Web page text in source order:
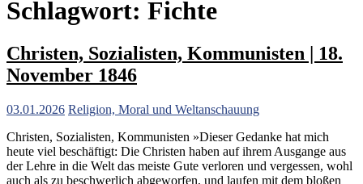
Schlagwort: Fichte
Christen, Sozialisten, Kommunisten | 18.
November 1846
03.01.2026 Religion, Moral und Weltanschauung
Christen, Sozialisten, Kommunisten »Dieser Gedanke hat mich
heute viel beschäftigt: Die Christen haben auf ihrem Ausgange aus
der Lehre in die Welt das meiste Gute verloren und vergessen, wohl
auch als zu beschwerlich abgeworfen, und laufen mit dem bloßen